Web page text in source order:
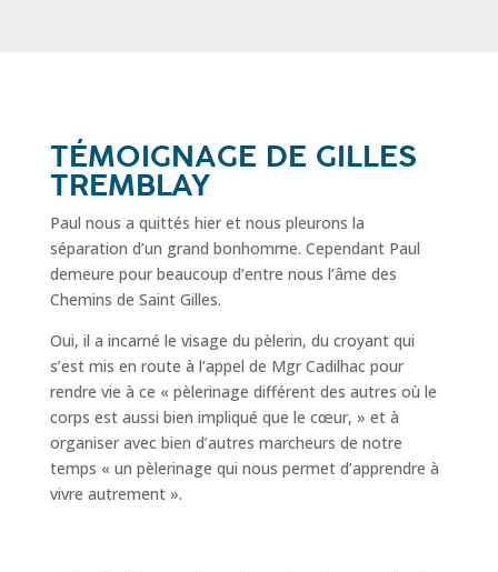
TÉMOIGNAGE DE GILLES
TREMBLAY
Paul nous a quittés hier et nous pleurons la
séparation d’un grand bonhomme. Cependant Paul
demeure pour beaucoup d’entre nous l’âme des
Chemins de Saint Gilles.
Oui, il a incarné le visage du pèlerin, du croyant qui
s’est mis en route à l’appel de Mgr Cadilhac pour
rendre vie à ce « pèlerinage différent des autres où le
corps est aussi bien impliqué que le cœur, » et à
organiser avec bien d’autres marcheurs de notre
temps « un pèlerinage qui nous permet d’apprendre à
vivre autrement ».